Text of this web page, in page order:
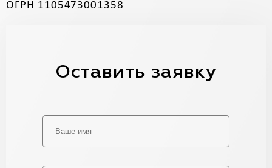
ОГРН 1105473001358
Оставить заявку